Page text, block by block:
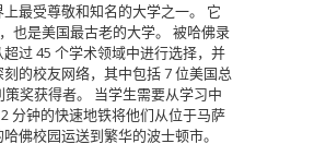
最受尊敬和知名的大学之一。
它
也是美国最古老的大学。
被哈佛录
过 45 个学术领域中进行选择，并
的校友网络，其中包括 7 位美国总
奖获得者。
当学生需要从学习中
分钟的快速地铁将他们从位于马萨
佛校园运送到繁华的波士顿市。